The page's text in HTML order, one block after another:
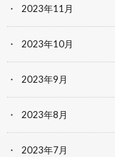
2023年11月
2023年10月
2023年9月
2023年8月
2023年7月